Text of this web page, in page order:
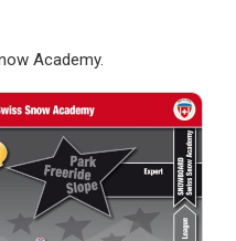
Academy.